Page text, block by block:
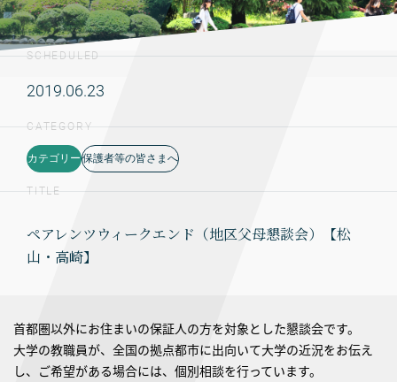
SCHEDULED
2019.06.23
CATEGORY
カテゴリー 保護者等の皆さまへ
TITLE
ペアレンツウィークエンド（地区父母懇談会）【松
山・高崎】
首都圏以外にお住まいの保証人の方を対象とした懇談会です。
大学の教職員が、全国の拠点都市に出向いて大学の近況をお伝え
し、ご希望がある場合には、個別相談を行っています。